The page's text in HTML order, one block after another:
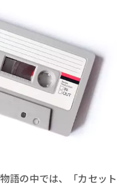
語の中では、「カセット